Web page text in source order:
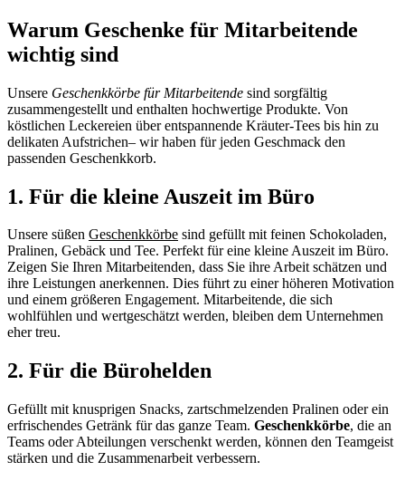
Warum Geschenke für Mitarbeitende
wichtig sind
Unsere Geschenkkörbe für Mitarbeitende sind sorgfältig
zusammengestellt und enthalten hochwertige Produkte. Von
köstlichen Leckereien über entspannende Kräuter-Tees bis hin zu
delikaten Aufstrichen– wir haben für jeden Geschmack den
passenden Geschenkkorb.
1. Für die kleine Auszeit im Büro
Unsere süßen Geschenkkörbe sind gefüllt mit feinen Schokoladen,
Pralinen, Gebäck und Tee. Perfekt für eine kleine Auszeit im Büro.
Zeigen Sie Ihren Mitarbeitenden, dass Sie ihre Arbeit schätzen und
ihre Leistungen anerkennen. Dies führt zu einer höheren Motivation
und einem größeren Engagement. Mitarbeitende, die sich
wohlfühlen und wertgeschätzt werden, bleiben dem Unternehmen
eher treu.
2. Für die Bürohelden
Gefüllt mit knusprigen Snacks, zartschmelzenden Pralinen oder ein
erfrischendes Getränk für das ganze Team. Geschenkkörbe, die an
Teams oder Abteilungen verschenkt werden, können den Teamgeist
stärken und die Zusammenarbeit verbessern.